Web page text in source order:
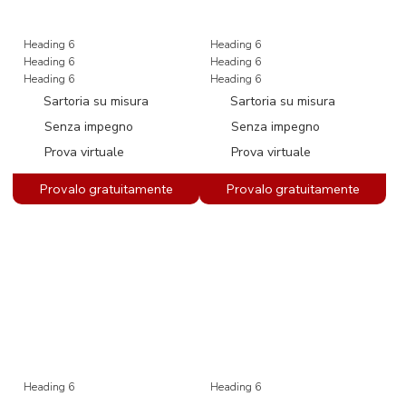
Heading 6
Heading 6
Heading 6
Sartoria su misura
Senza impegno
Prova virtuale
Heading 6
Heading 6
Heading 6
Sartoria su misura
Senza impegno
Prova virtuale
Heading 6
Heading 6